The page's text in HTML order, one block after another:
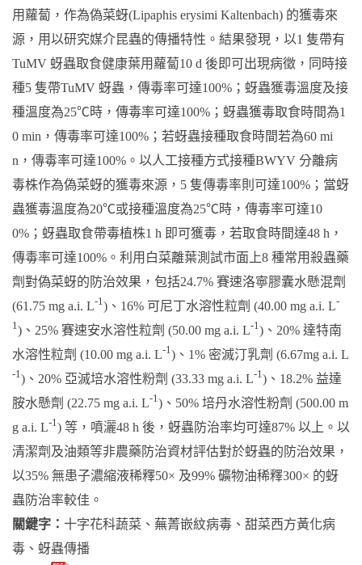
用蘿蔔，作為偽菜蚜(Lipaphis erysimi Kaltenbach) 的獲毒來
源，用以研究媒介昆蟲的傳播特性。結果發現，以1 隻帶有
TuMV 蚜蟲取食健康葉用蘿蔔10 d 後即可出現病徵，同時接
種5 隻帶TuMV 蚜蟲，傳毒率可達100%；蚜蟲獲毒溫度及接
種溫度為25℃時，傳毒率可達100%；蚜蟲獲毒取食時間為1
0 min，傳毒率可達100%；若蚜蟲接種取食時間若為60 mi
n，傳毒率可達100%。以人工接種方式接種BWYV 分離病
毒株作為偽菜蚜的獲毒來源，5 隻傳毒率則可達100%；當蚜
蟲獲毒溫度為20℃或接種溫度為25℃時，傳毒率可達10
0%；蚜蟲取食帶毒植株1 h 即可獲毒，若取食時間達48 h，
傳毒率可達100%。利用白菜離葉測試市面上8 種常用殺蟲藥
劑對偽菜蚜的防治效果，包括24.7% 賽速洛寧膠囊水懸混劑
(61.75 mg a.i. L-1)、16% 可尼丁水溶性粒劑 (40.00 mg a.i. L-
1)、25% 賽速安水溶性粒劑 (50.00 mg a.i. L-1)、20% 達特南
水溶性粒劑 (10.00 mg a.i. L-1)、1% 密滅汀乳劑 (6.67mg a.i. L
-1)、20% 亞滅培水溶性粉劑 (33.33 mg a.i. L-1)、18.2% 益達
胺水懸劑 (22.75 mg a.i. L-1)、50% 培丹水溶性粉劑 (500.00 m
g a.i. L-1) 等，噴灑48 h 後，蚜蟲防治率均可達87% 以上。以
清潔劑及油類等非農藥防治資材評估對於蚜蟲的防治效果，
以35% 無患子濃縮液稀釋50× 及99% 礦物油稀釋300× 的蚜
蟲防治率較佳。
關鍵字： 十字花科蔬菜、蕪菁嵌紋病毒、甜菜西方黃化病
毒、蚜蟲傳播